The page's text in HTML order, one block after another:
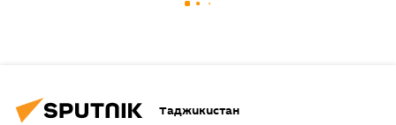
Таджикистан